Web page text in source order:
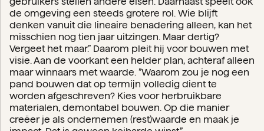
de omgeving een steeds grotere rol. Wie blijft
denken vanuit die lineaire benadering alleen, kan het
misschien nog tien jaar uitzingen. Maar dertig?
Vergeet het maar.” Daarom pleit hij voor bouwen met
visie. Aan de voorkant een helder plan, achteraf alleen
maar winnaars met waarde. ”Waarom zou je nog een
pand bouwen dat op termijn volledig dient te
worden afgeschreven? Kies voor herbruikbare
materialen, demontabel bouwen. Op die manier
creëer je als ondernemen (rest)waarde en maak je